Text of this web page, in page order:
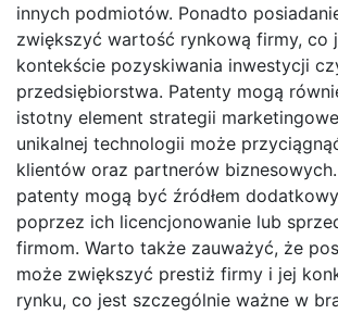
innych podmiotów. Ponadto
zwiększyć wartość rynkową firmy, co
kontekście pozyskiwania inwestycji
przedsiębiorstwa. Patenty mogą
istotny element strategii
unikalnej technologii może
klientów oraz partnerów
patenty mogą być źródłem
poprzez ich licencjonowanie lub
firmom. Warto także zauważyć, że
może zwiększyć prestiż firmy i jej
rynku, co jest szczególnie ważne w